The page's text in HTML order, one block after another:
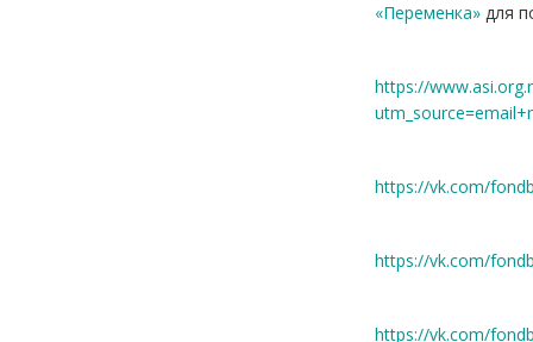
«Переменка» для
https://
https://vk.com/
https://vk.com/
https://vk.com/